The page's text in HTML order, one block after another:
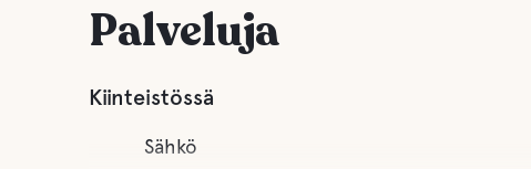
Palveluja
Kiinteistössä
Sähkö